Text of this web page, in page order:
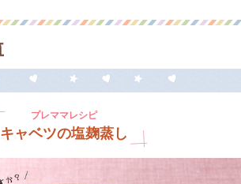
プレママレシピ
キャベツの塩麹蒸し